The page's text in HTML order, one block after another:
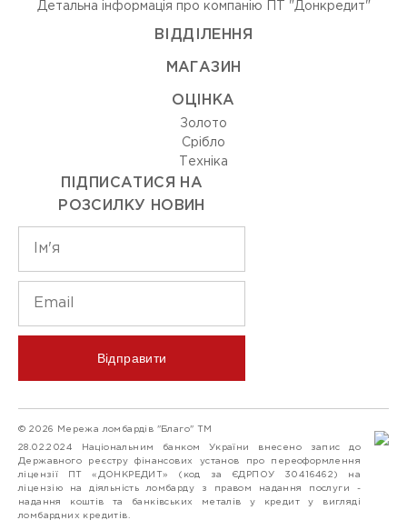
Детальна інформація про компанію ПТ "Донкредит"
ВIДДIЛЕННЯ
МАГАЗИН
ОЦIНКА
Золото
Срiбло
Технiка
ПІДПИСАТИСЯ НА
РОЗСИЛКУ НОВИН
Відправити
© 2026 Мережа ломбардів "Благо" ТМ
28.02.2024 Національним банком України внесено запис до
Державного реєстру фінансових установ про переоформлення
ліцензії ПТ «ДОНКРЕДИТ» (код за ЄДРПОУ 30416462) на
ліцензію на діяльність ломбарду з правом надання послуги -
надання коштів та банківських металів у кредит у вигляді
ломбардних кредитів.